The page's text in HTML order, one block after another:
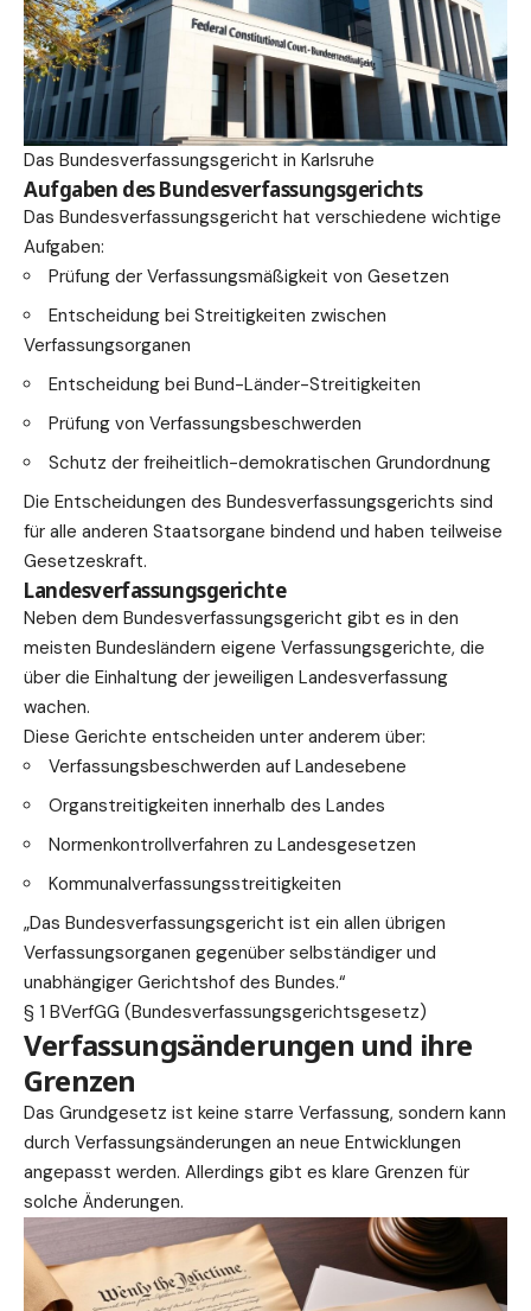
Das Bundesverfassungsgericht in Karlsruhe
Aufgaben des Bundesverfassungsgerichts
Das Bundesverfassungsgericht hat verschiedene wichtige
Aufgaben:
Prüfung der Verfassungsmäßigkeit von Gesetzen
Entscheidung bei Streitigkeiten zwischen
Verfassungsorganen
Entscheidung bei Bund-Länder-Streitigkeiten
Prüfung von Verfassungsbeschwerden
Schutz der freiheitlich-demokratischen Grundordnung
Die Entscheidungen des Bundesverfassungsgerichts sind
für alle anderen Staatsorgane bindend und haben teilweise
Gesetzeskraft.
Landesverfassungsgerichte
Neben dem Bundesverfassungsgericht gibt es in den
meisten Bundesländern eigene Verfassungsgerichte, die
über die Einhaltung der jeweiligen Landesverfassung
wachen.
Diese Gerichte entscheiden unter anderem über:
Verfassungsbeschwerden auf Landesebene
Organstreitigkeiten innerhalb des Landes
Normenkontrollverfahren zu Landesgesetzen
Kommunalverfassungsstreitigkeiten
„Das Bundesverfassungsgericht ist ein allen übrigen
Verfassungsorganen gegenüber selbständiger und
unabhängiger Gerichtshof des Bundes.“
§ 1 BVerfGG (Bundesverfassungsgerichtsgesetz)
Verfassungsänderungen und ihre
Grenzen
Das Grundgesetz ist keine starre Verfassung, sondern kann
durch Verfassungsänderungen an neue Entwicklungen
angepasst werden. Allerdings gibt es klare Grenzen für
solche Änderungen.